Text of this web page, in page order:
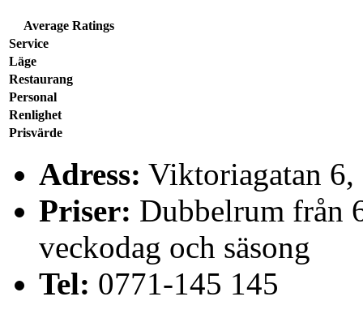
Average Ratings
Service
Läge
Restaurang
Personal
Renlighet
Prisvärde
Adress: Viktoriagatan 6,
Priser: Dubbelrum från
veckodag och säsong
Tel: 0771-145 145